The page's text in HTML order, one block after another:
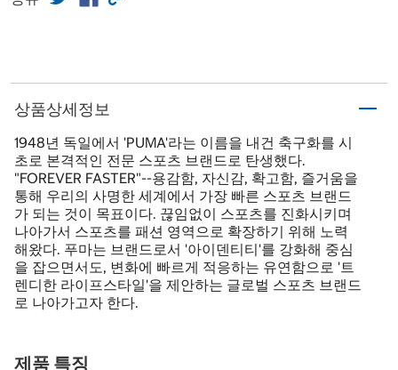
상품상세정보
1948년 독일에서 'PUMA'라는 이름을 내건 축구화를 시
초로 본격적인 전문 스포츠 브랜드로 탄생했다.
"FOREVER FASTER"--용감함, 자신감, 확고함, 즐거움을
통해 우리의 사명한 세계에서 가장 빠른 스포츠 브랜드
가 되는 것이 목표이다. 끊임없이 스포츠를 진화시키며
나아가서 스포츠를 패션 영역으로 확장하기 위해 노력
해왔다. 푸마는 브랜드로서 '아이덴티티'를 강화해 중심
을 잡으면서도, 변화에 빠르게 적응하는 유연함으로 '트
렌디한 라이프스타일'을 제안하는 글로벌 스포츠 브랜드
로 나아가고자 한다.
제품 특징